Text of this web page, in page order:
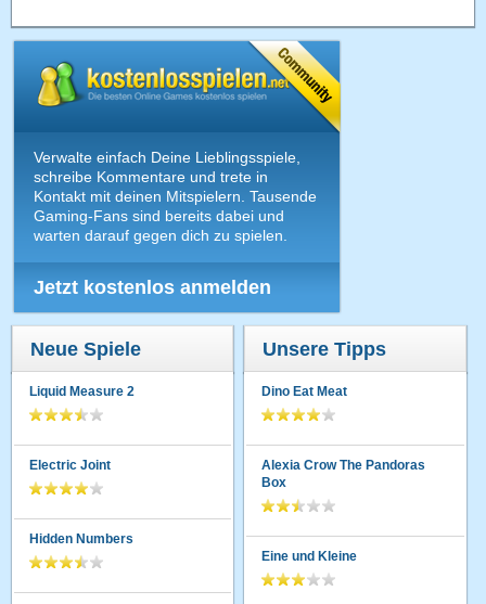
Verwalte einfach Deine Lieblingsspiele,
schreibe Kommentare und trete in
Kontakt mit deinen Mitspielern. Tausende
Gaming-Fans sind bereits dabei und
warten darauf gegen dich zu spielen.
Jetzt kostenlos anmelden
Neue Spiele
Liquid Measure 2
Electric Joint
Hidden Numbers
Unsere Tipps
Dino Eat Meat
Alexia Crow The Pandoras
Box
Eine und Kleine